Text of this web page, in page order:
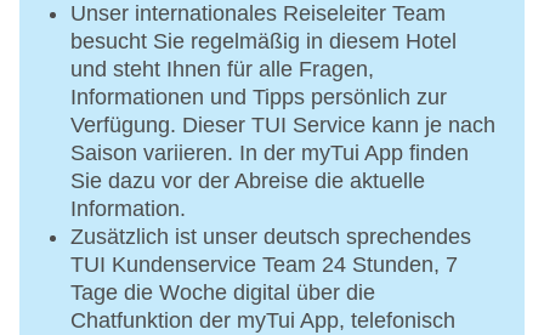
Unser internationales Reiseleiter Team
besucht Sie regelmäßig in diesem Hotel
und steht Ihnen für alle Fragen,
Informationen und Tipps persönlich zur
Verfügung. Dieser TUI Service kann je nach
Saison variieren. In der myTui App finden
Sie dazu vor der Abreise die aktuelle
Information.
Zusätzlich ist unser deutsch sprechendes
TUI Kundenservice Team 24 Stunden, 7
Tage die Woche digital über die
Chatfunktion der myTui App, telefonisch